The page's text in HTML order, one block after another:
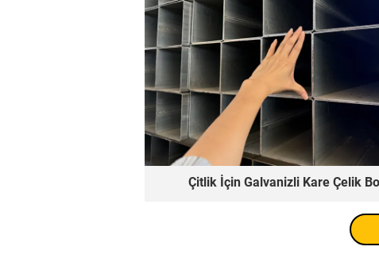
Çitlik İçin Galvanizli Kare Çelik